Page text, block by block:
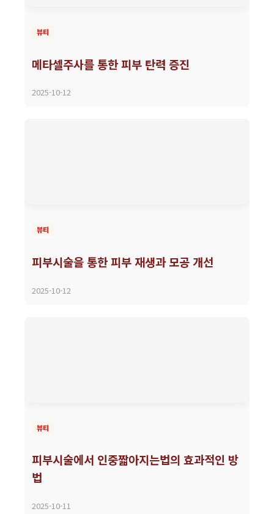
뷰티
메타셀주사를 통한 피부 탄력 증진
2025-10-12
뷰티
피부시술을 통한 피부 재생과 모공 개선
2025-10-12
뷰티
피부시술에서 인중짧아지는법의 효과적인 방
법
2025-10-11